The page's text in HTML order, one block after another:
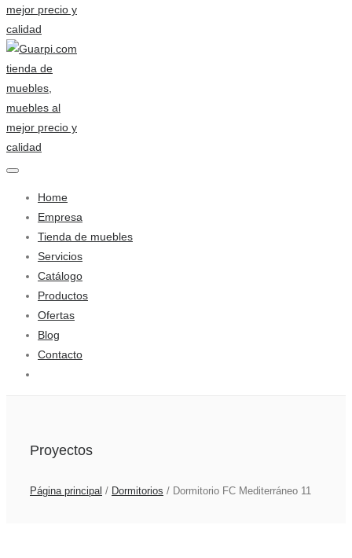
Home
Empresa
Tienda de muebles
Servicios
Catálogo
Productos
Ofertas
Blog
Contacto
Proyectos
Página principal / Dormitorios / Dormitorio FC Mediterráneo 11